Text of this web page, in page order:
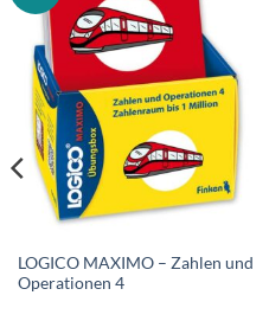
LOGICO MAXIMO – Zahlen und
Operationen 4